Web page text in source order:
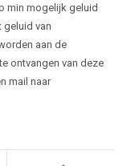
min mogelijk geluid
geluid van
aan de
ontvangen van deze
mail naar